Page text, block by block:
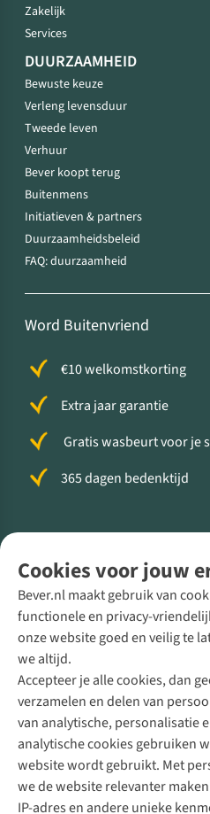
Cookies voor jouw
Bever.nl maakt gebruik van
functionele en privacy-
onze website goed en veilig te
we altijd.
Accepteer je alle cookies, dan
verzamelen en delen van
van analytische, personalisatie
analytische cookies gebruiken
website wordt gebruikt. Met
we de website relevanter
IP-adres en andere unieke
Zakelijk
Services
DUURZAAMHEID
Bewuste keuze
Verleng levensduur
Tweede leven
Verhuur
Bever koopt terug
Buitenmens
Initiatieven & partners
Duurzaamheidsbeleid
FAQ: duurzaamheid
Word Buitenvriend
€10 welkomstkorting
Extra jaar garantie
Gratis wasbeurt voor je
365 dagen bedenktijd
Direct advies van een
+31 (0)85 888 50 88
+31 6 12 28 49 80
Contactformulier